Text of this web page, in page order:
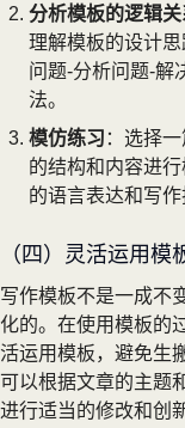
分析模板的逻辑关
理解模板的设计
问题-分析问题-解
法。
模仿练习 ：选择
的结构和内容进
的语言表达和写
（四）灵活运用模
写作模板不是一成不
化的。在使用模板的
活运用模板，避免生
可以根据文章的主题
进行适当的修改和创